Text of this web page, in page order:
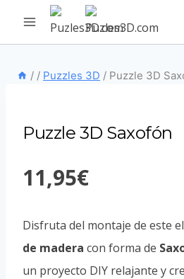
/ / Puzzles 3D / Puzzle 3D
Puzzle 3D Saxofón
11,95€
Disfruta del montaje de este
de madera con forma de
un proyecto DIY relajante y